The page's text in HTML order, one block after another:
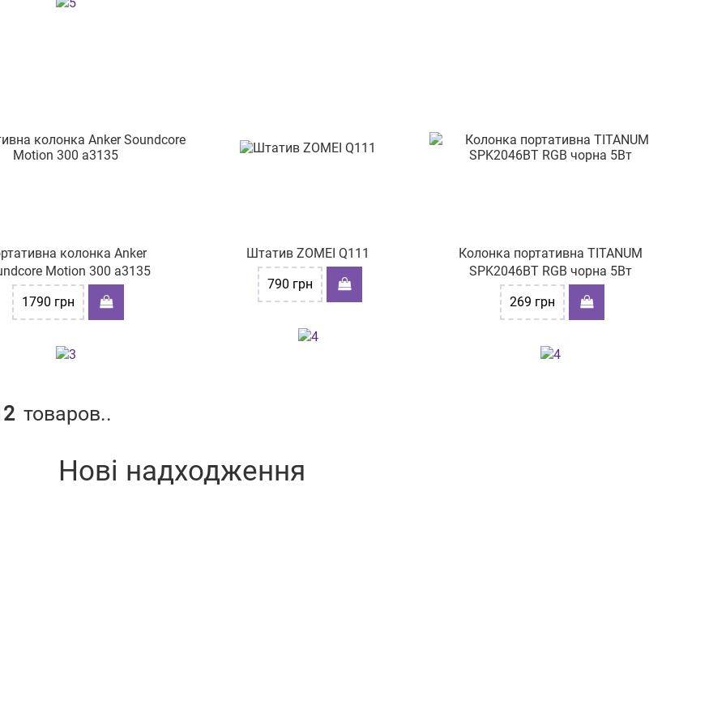
колонка Anker
Motion 300 a3135
1790 грн
Штатив ZOMEI Q111
790 грн
Колонка портативна TITANUM
SPK2046BT RGB чорна 5Вт
269 грн
товаров..
Нові надходження